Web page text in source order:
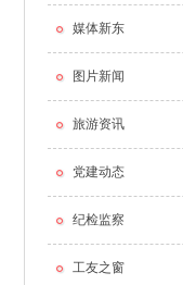
媒体新东
图片新闻
旅游资讯
党建动态
纪检监察
工友之窗